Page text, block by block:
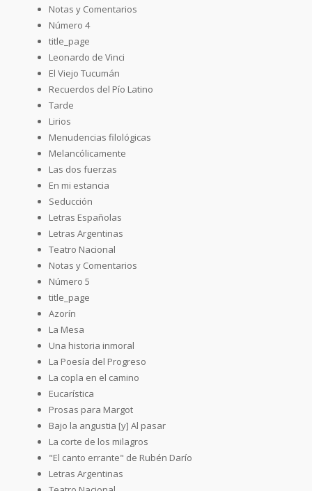
Notas y Comentarios
Número 4
title_page
Leonardo de Vinci
El Viejo Tucumán
Recuerdos del Pío Latino
Tarde
Lirios
Menudencias filológicas
Melancólicamente
Las dos fuerzas
En mi estancia
Seducción
Letras Españolas
Letras Argentinas
Teatro Nacional
Notas y Comentarios
Número 5
title_page
Azorín
La Mesa
Una historia inmoral
La Poesía del Progreso
La copla en el camino
Eucarística
Prosas para Margot
Bajo la angustia [y] Al pasar
La corte de los milagros
"El canto errante" de Rubén Darío
Letras Argentinas